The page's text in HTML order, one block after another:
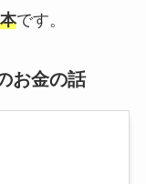
です。
お金の話